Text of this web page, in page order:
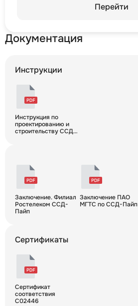
Перейти
Документация
Инструкции
Инструкция по
проектированию и
строительству ССД-
Заключение. Филиал
Ростелеком ССД-
Пайп
Заключение ПАО
МГТС по ССД-Пайп
Сертификаты
Сертификат
соответствия
С02446